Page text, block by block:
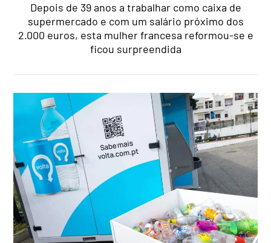
Depois de 39 anos a trabalhar como caixa de
supermercado e com um salário próximo dos
2.000 euros, esta mulher francesa reformou-se e
ficou surpreendida